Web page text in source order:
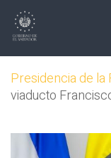
Presidencia de la
viaducto